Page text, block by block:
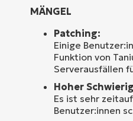
MÄNGEL
Patching:
Einige
Funktion von
Serverausfällen
Hoher
Es ist sehr
Benutzer:innen